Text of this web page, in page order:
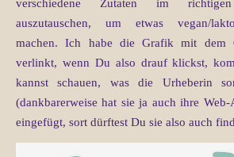
verschiedene Zutaten im richtigen
auszutauschen, um etwas vegan/
machen. Ich habe die Grafik mit dem
verlinkt, wenn Du also drauf klickst,
kannst schauen, was die Urheberin
(dankbarerweise hat sie ja auch ihre
eingefügt, sort dürftest Du sie also auch